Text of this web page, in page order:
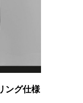
ング仕様